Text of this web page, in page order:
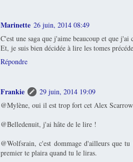
Marinette 26 juin, 2014 08:49
C'est une saga que j'aime beaucoup et que j'ai
Et, je suis bien décidée à lire les tomes
Répondre
Frankie
29 juin, 2014 19:09
@Mylène, oui il est trop fort cet Alex
@Belledenuit, j'ai hâte de le lire !
@Wolfsrain, c'est dommage d'ailleurs que
premier te plaira quand tu le liras.